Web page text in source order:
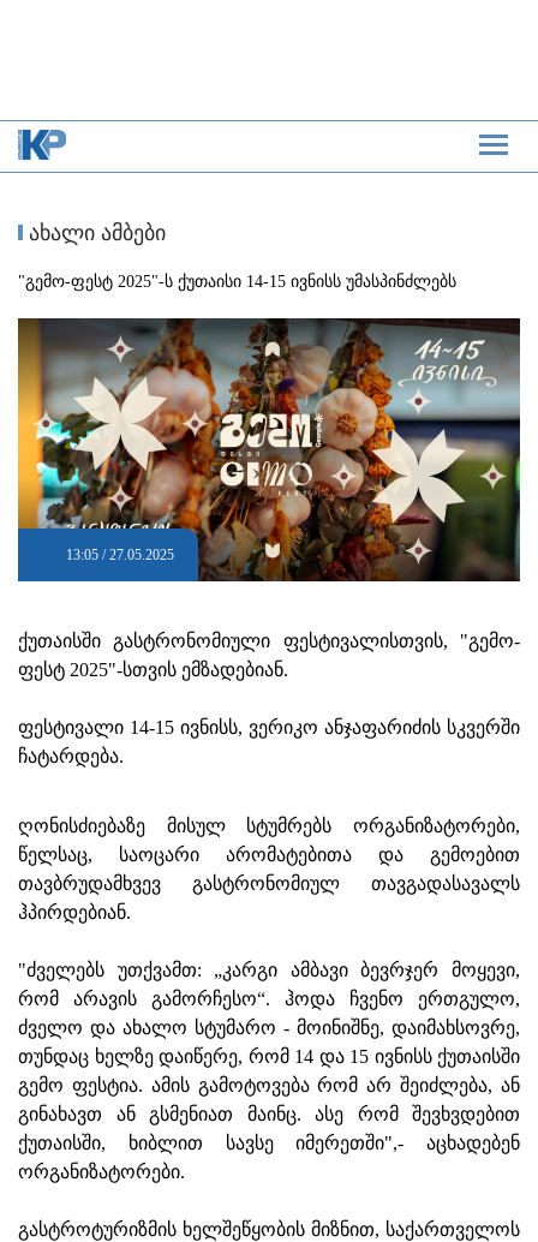
ახალი ამბები
"გემო-ფესტ 2025"-ს ქუთაისი 14-15 ივნისს უმასპინძლებს
13:05 / 27.05.2025
ქუთაისში გასტრონომიული ფესტივალისთვის, "გემო-
ფესტ 2025"-სთვის ემზადებიან.
ფესტივალი 14-15 ივნისს, ვერიკო ანჯაფარიძის სკვერში
ჩატარდება.
ღონისძიებაზე მისულ სტუმრებს ორგანიზატორები,
წელსაც, საოცარი არომატებითა და გემოებით
თავბრუდამხვევ გასტრონომიულ თავგადასავალს
ჰპირდებიან.
"ძველებს უთქვამთ: „კარგი ამბავი ბევრჯერ მოყევი,
რომ არავის გამორჩესო“. ჰოდა ჩვენო ერთგულო,
ძველო და ახალო სტუმარო - მოინიშნე, დაიმახსოვრე,
თუნდაც ხელზე დაიწერე, რომ 14 და 15 ივნისს ქუთაისში
გემო ფესტია. ამის გამოტოვება რომ არ შეიძლება, ან
გინახავთ ან გსმენიათ მაინც. ასე რომ შევხვდებით
ქუთაისში, ხიბლით სავსე იმერეთში",- აცხადებენ
ორგანიზატორები.
გასტროტურიზმის ხელშეწყობის მიზნით, საქართველოს